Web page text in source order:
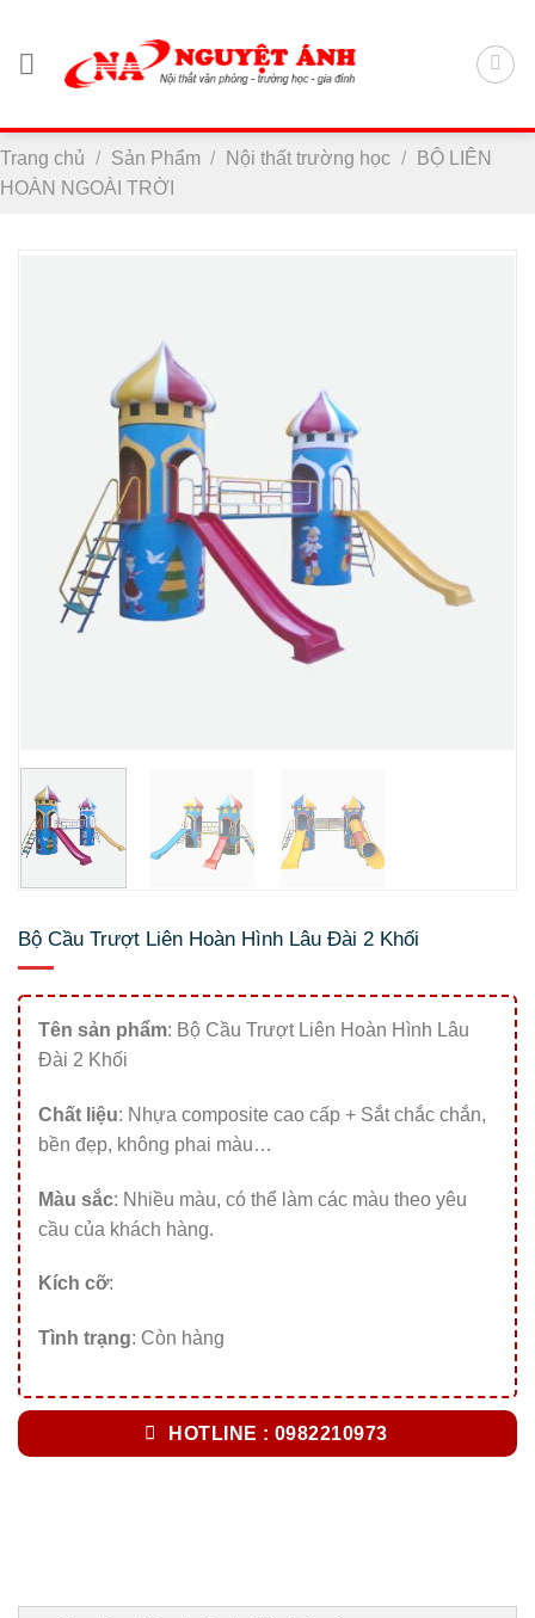
nội
Trang chủ / Sản Phẩm / Nội thất trường học /
BỘ LIÊN
HOÀN NGOÀI TRỜI
Bộ Cầu Trượt Liên Hoàn Hình Lâu Đài 2 Khối
Tên sản phẩm: Bộ Cầu Trượt Liên Hoàn Hình Lâu
Đài 2 Khối
Chất liệu: Nhựa composite cao cấp + Sắt chắc chắn,
bền đẹp, không phai màu…
Màu sắc: Nhiều màu, có thể làm các màu theo yêu
cầu của khách hàng.
Kích cỡ:
Tình trạng: Còn hàng
HOTLINE : 0982210973